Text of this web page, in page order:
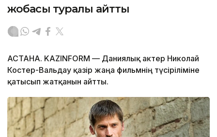
жобасы туралы айтты
АСТАНА. KAZINFORM — Даниялық актер Николай
Костер-Вальдау қазір жаңа фильмнің түсіріліміне
қатысып жатқанын айтты.